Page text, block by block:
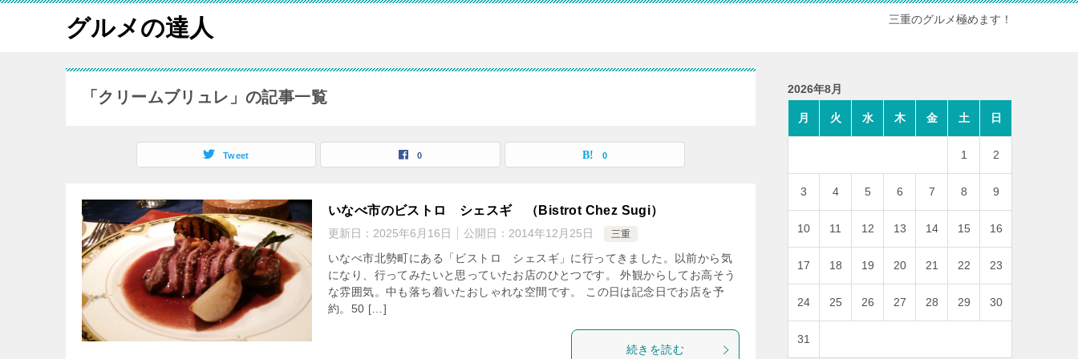
グルメの達人 三重のグルメ極めます！
「クリームブリュレ」の記事一覧
Tweet 0 0
いなべ市のビストロ シェスギ （Bistrot Chez Sugi）
更新日： 2025年6月16日 公開日： 2014年12月25日 三重
いなべ市北勢町にある「ビストロ シェスギ」に行ってきました。以前から気
になり、行ってみたいと思っていたお店のひとつです。 外観からしてお高そう
な雰囲気。中も落ち着いたおしゃれな空間です。 この日は記念日でお店を予
約。50 […]
続きを読む
2026年8月
月 火 水 木 金 土 日
1 2
3 4 5 6 7 8 9
10 11 12 13 14 15 16
17 18 19 20 21 22 23
24 25 26 27 28 29 30
31